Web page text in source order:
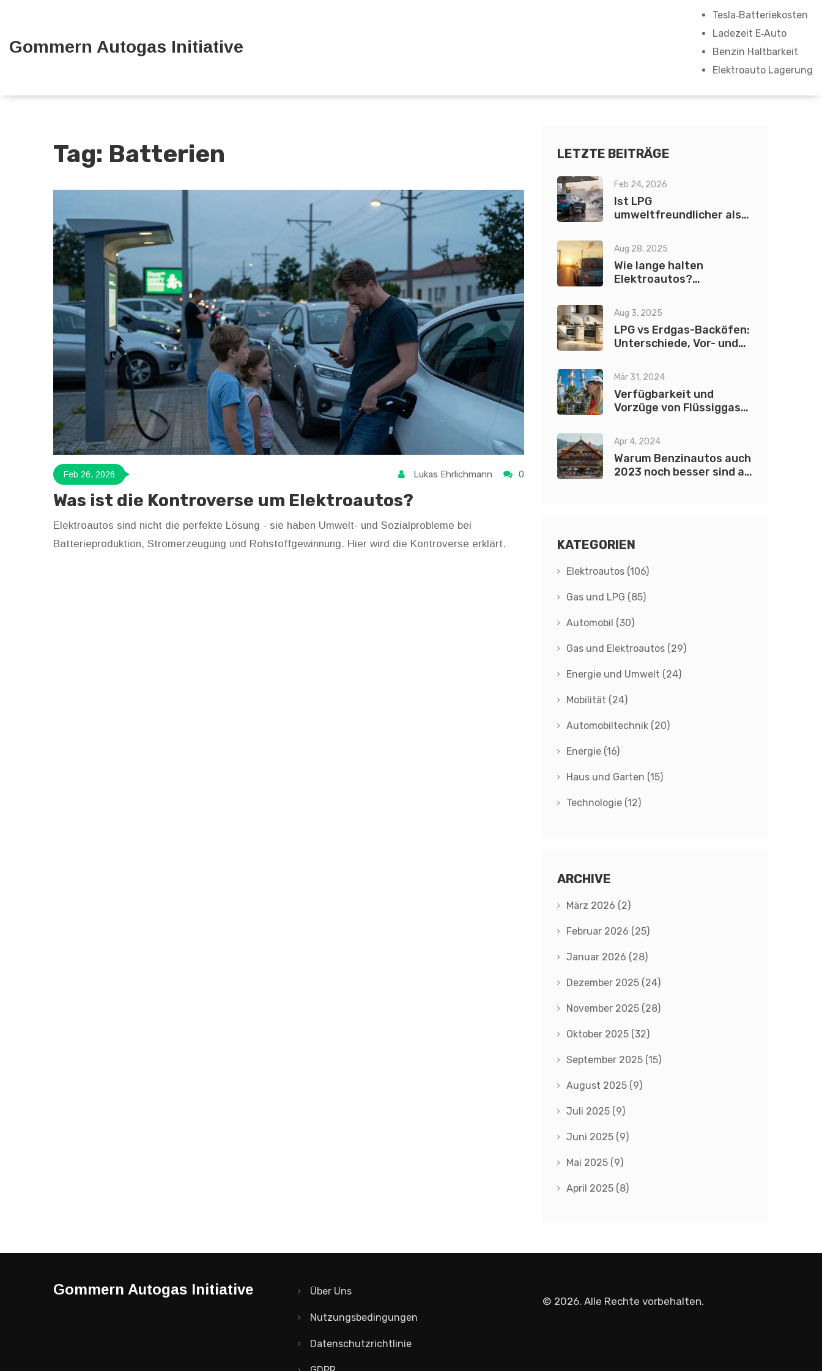
Gommern Autogas Initiative
Tesla‑Batteriekosten
Ladezeit E‑Auto
Benzin Haltbarkeit
Elektroauto Lagerung
Tag: Batterien
Feb 26, 2026 Lukas Ehrlichmann 0
Was ist die Kontroverse um Elektroautos?
Elektroautos sind nicht die perfekte Lösung - sie haben Umwelt- und Sozialprobleme bei
Batterieproduktion, Stromerzeugung und Rohstoffgewinnung. Hier wird die Kontroverse erklärt.
LETZTE BEITRÄGE
Feb 24, 2026
Ist LPG
umweltfreundlicher als
Emissionen und
Schadstoffen
Aug 28, 2025
Wie lange halten
Elektroautos?
Degradation und Kosten
2025
Aug 3, 2025
LPG vs Erdgas-Backöfen:
Unterschiede, Vor- und
Mär 31, 2024
Verfügbarkeit und
Vorzüge von Flüssiggas
Apr 4, 2024
Warum Benzinautos auch
2023 noch besser sind als
KATEGORIEN
Elektroautos (106)
Gas und LPG (85)
Automobil (30)
Gas und Elektroautos (29)
Energie und Umwelt (24)
Mobilität (24)
Automobiltechnik (20)
Energie (16)
Haus und Garten (15)
Technologie (12)
ARCHIVE
März 2026 (2)
Februar 2026 (25)
Januar 2026 (28)
Dezember 2025 (24)
November 2025 (28)
Oktober 2025 (32)
September 2025 (15)
August 2025 (9)
Juli 2025 (9)
Juni 2025 (9)
Mai 2025 (9)
April 2025 (8)
Gommern Autogas Initiative Über Uns
Nutzungsbedingungen
Datenschutzrichtlinie
© 2026. Alle Rechte vorbehalten.